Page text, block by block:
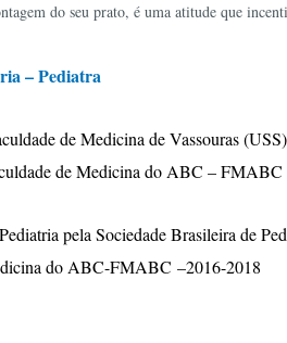
do seu prato, é uma atitude que
– Pediatra
de Medicina de Vassouras (USS)
de Medicina do ABC – FMABC
pela Sociedade Brasileira de
do ABC-FMABC –2016-2018